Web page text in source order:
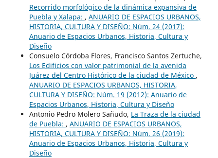
Recorrido morfológico de la dinámica expansiva de
Puebla y Xalapa: , ANUARIO DE ESPACIOS URBANOS,
HISTORIA, CULTURA Y DISEÑO: Núm. 24 (2017):
Anuario de Espacios Urbanos, Historia, Cultura y
Diseño
Consuelo Córdoba Flores, Francisco Santos Zertuche,
Los Edificios con valor patrimonial de la avenida
Juárez del Centro Histórico de la ciudad de México ,
ANUARIO DE ESPACIOS URBANOS, HISTORIA,
CULTURA Y DISEÑO: Núm. 19 (2012): Anuario de
Espacios Urbanos, Historia, Cultura y Diseño
Antonio Pedro Molero Sañudo, La Traza de la ciudad
de Puebla: , ANUARIO DE ESPACIOS URBANOS,
HISTORIA, CULTURA Y DISEÑO: Núm. 26 (2019):
Anuario de Espacios Urbanos, Historia, Cultura y
Diseño